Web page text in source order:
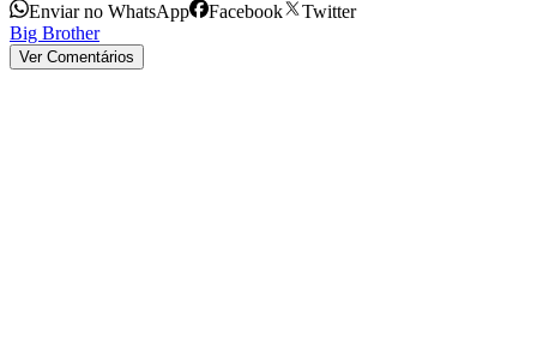
Enviar no WhatsApp Facebook
Twitter
Big Brother
Ver Comentários